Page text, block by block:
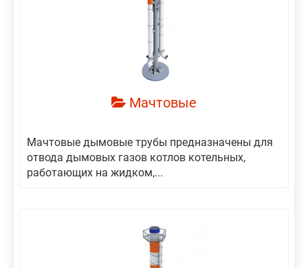
Мачтовые
Мачтовые дымовые трубы предназначены для
отвода дымовых газов котлов котельных,
работающих на жидком,...